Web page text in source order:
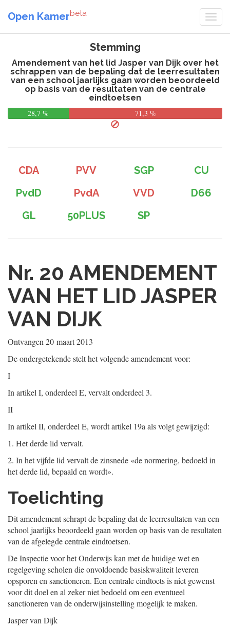
Open Kamerbeta
Stemming
Amendement van het lid Jasper van Dijk over het
schrappen van de bepaling dat de leerresultaten
van een school jaarlijks gaan worden beoordeeld
op basis van de resultaten van de centrale
eindtoetsen
28,7 %
71,3 %
CDA PVV SGP
CU
PvdD
PvdA VVD
D66
GL
50PLUS SP
Nr. 20 AMENDEMENT
VAN HET LID JASPER
VAN DIJK
Ontvangen 20 maart 2013
De ondergetekende stelt het volgende amendement voor:
I
In artikel I, onderdeel E, vervalt onderdeel 3.
II
In artikel II, onderdeel E, wordt artikel 19a als volgt gewijzigd:
1. Het derde lid vervalt.
2. In het vijfde lid vervalt de zinsnede «de normering, bedoeld in
het derde lid, bepaald en wordt».
Toelichting
Dit amendement schrapt de bepaling dat de leerresultaten van een
school jaarlijks beoordeeld gaan worden op basis van de resultaten
van de afgelegde centrale eindtoetsen.
De Inspectie voor het Onderwijs kan met de huidige wet en
regelgeving scholen die onvoldoende basiskwaliteit leveren
opsporen en sanctioneren. Een centrale eindtoets is niet gewenst
voor dit doel en al zeker niet bedoeld om een eventueel
sanctioneren van de onderwijsinstelling mogelijk te maken.
Jasper van Dijk